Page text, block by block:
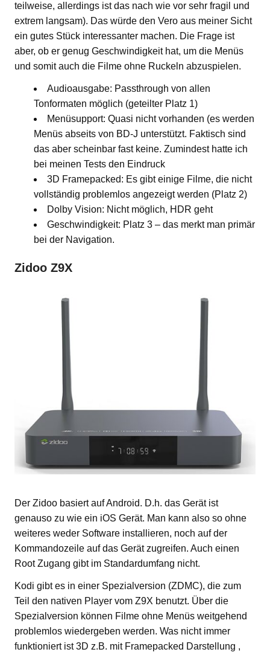
teilweise, allerdings ist das nach wie vor sehr fragil und
extrem langsam). Das würde den Vero aus meiner Sicht
ein gutes Stück interessanter machen. Die Frage ist
aber, ob er genug Geschwindigkeit hat, um die Menüs
und somit auch die Filme ohne Ruckeln abzuspielen.
Audioausgabe: Passthrough von allen
Tonformaten möglich (geteilter Platz 1)
Menüsupport: Quasi nicht vorhanden (es werden
Menüs abseits von BD-J unterstützt. Faktisch sind
das aber scheinbar fast keine. Zumindest hatte ich
bei meinen Tests den Eindruck
3D Framepacked: Es gibt einige Filme, die nicht
vollständig problemlos angezeigt werden (Platz 2)
Dolby Vision: Nicht möglich, HDR geht
Geschwindigkeit: Platz 3 – das merkt man primär
bei der Navigation.
Zidoo Z9X
Der Zidoo basiert auf Android. D.h. das Gerät ist
genauso zu wie ein iOS Gerät. Man kann also so ohne
weiteres weder Software installieren, noch auf der
Kommandozeile auf das Gerät zugreifen. Auch einen
Root Zugang gibt im Standardumfang nicht.
Kodi gibt es in einer Spezialversion (ZDMC), die zum
Teil den nativen Player vom Z9X benutzt. Über die
Spezialversion können Filme ohne Menüs weitgehend
problemlos wiedergeben werden. Was nicht immer
funktioniert ist 3D z.B. mit Framepacked Darstellung ,